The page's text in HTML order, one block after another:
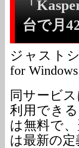
「
台で月
ジャスト
for
同サービ
利用でき
は無料で
は最新の